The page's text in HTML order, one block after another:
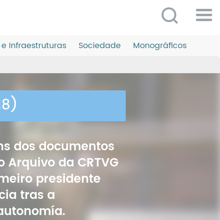
O
Infraestruturas Sociedade Monográficos
dos documentos
da CRTVG
presidente
tras a